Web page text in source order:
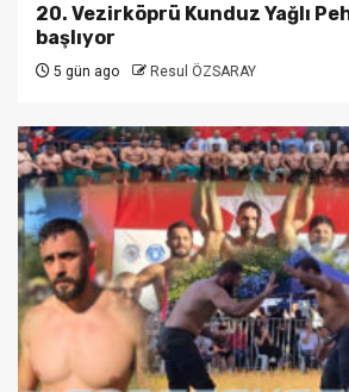
20. Vezirköprü Kunduz Yağlı
başlıyor
5 gün ago Resul ÖZSARAY